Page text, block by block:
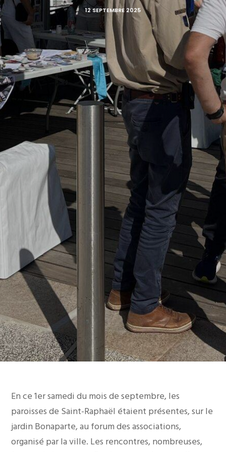
12 SEPTEMBRE 2025
En ce 1er samedi du mois de septembre, les
paroisses de Saint-Raphaël étaient présentes, sur le
jardin Bonaparte, au forum des associations,
organisé par la ville. Les rencontres, nombreuses,